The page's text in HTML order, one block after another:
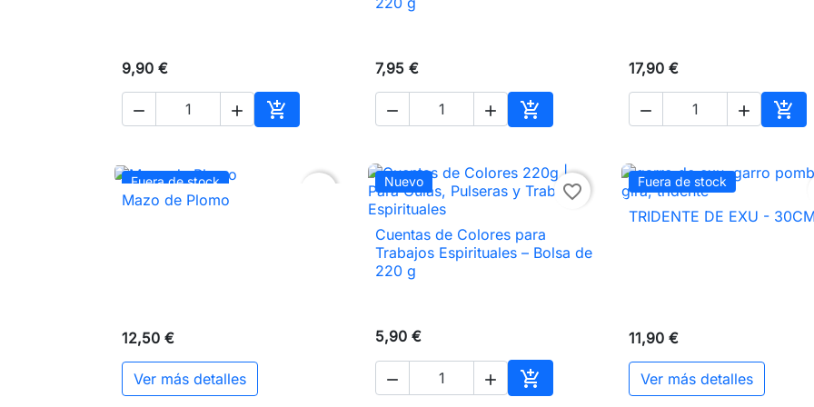
9,90 €
  
Añadir al carrito
7,95 €
  
Añadir al carrito
17,90 €
  
Fuera de stock
 Vista rápida
Mazo de Plomo
12,50 €
Ver más detalles
Nuevo favorite_border
 Vista rápida
Cuentas de Colores para
Trabajos Espirituales – Bolsa de
220 g
5,90 €
  
Añadir al carrito
Fuera de stock
 Vista rápida
TRIDENTE DE EXU - 30CM
11,90 €
Ver más detalles